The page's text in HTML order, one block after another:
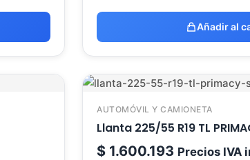
Añadir al
AUTOMÓVIL Y CAMIONETA
Llanta 225/55 R19 TL
$ 1.600.193 Precios IVA